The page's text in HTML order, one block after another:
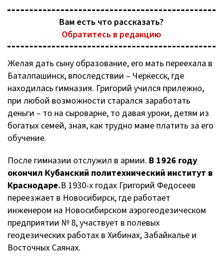
Желая дать сыну образование, его мать переехала в
Баталпашинск, впоследствии – Черкесск, где
находилась гимназия. Григорий учился прилежно,
при любой возможности старался заработать
деньги – то на сыроварне, то давая уроки, детям из
богатых семей, зная, как трудно маме платить за его
обучение.
После гимназии отслужил в армии. В 1926 году
окончил Кубанский политехнический институт в
Краснодаре.В 1930-х годах Григорий Федосеев
переезжает в Новосибирск, где работает
инженером на Новосибирском аэрогеодезическом
предприятии № 8, участвует в полевых
геодезических работах в Хибинах, Забайкалье и
Восточных Саянах.
Вам есть что рассказать?
Обратитесь в редакцию